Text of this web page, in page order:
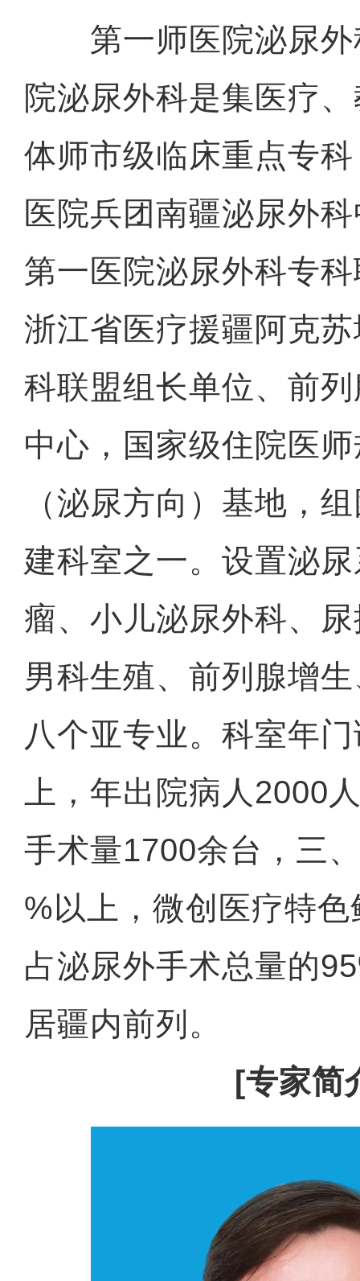
第一师医院泌尿外
院泌尿外科是集医疗
体师市级临床重点专
医院兵团南疆泌尿外
第一医院泌尿外科专
浙江省医疗援疆阿克
科联盟组长单位、前
中心，国家级住院医
（泌尿方向）基地，
建科室之一。设置泌
瘤、小儿泌尿外科、
男科生殖、前列腺增
八个亚专业。科室年
上，年出院病人2000
手术量1700余台，三
%以上，微创医疗特
占泌尿外手术总量的
居疆内前列。
[专家简